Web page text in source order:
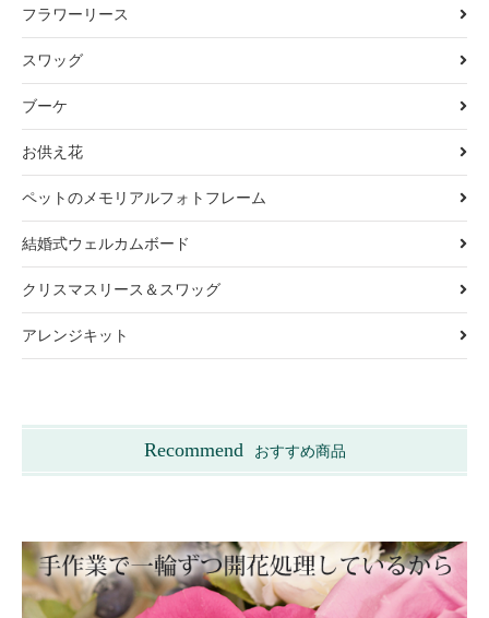
フラワーリース
スワッグ
ブーケ
お供え花
ペットのメモリアルフォトフレーム
結婚式ウェルカムボード
クリスマスリース＆スワッグ
アレンジキット
Recommend おすすめ商品